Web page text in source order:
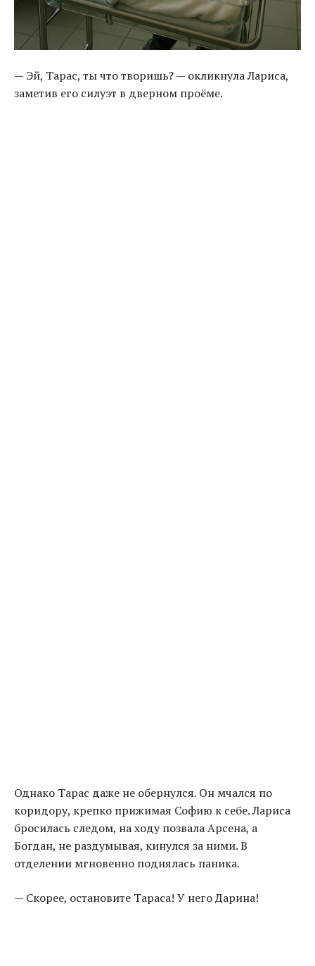
— Эй, Тарас, ты что творишь? — окликнула Лариса,
заметив его силуэт в дверном проёме.
Однако Тарас даже не обернулся. Он мчался по
коридору, крепко прижимая Софию к себе. Лариса
бросилась следом, на ходу позвала Арсена, а
Богдан, не раздумывая, кинулся за ними. В
отделении мгновенно поднялась паника.
— Скорее, остановите Тараса! У него Дарина!